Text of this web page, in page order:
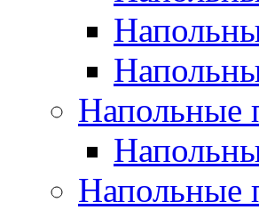
Напольные